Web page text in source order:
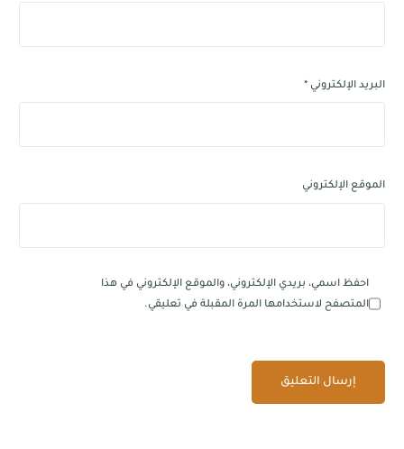
البريد الإلكتروني*
الموقع الإلكتروني
احفظ اسمي، بريدي الإلكتروني، والموقع الإلكتروني في هذا
المتصفح لاستخدامها المرة المقبلة في تعليقي.